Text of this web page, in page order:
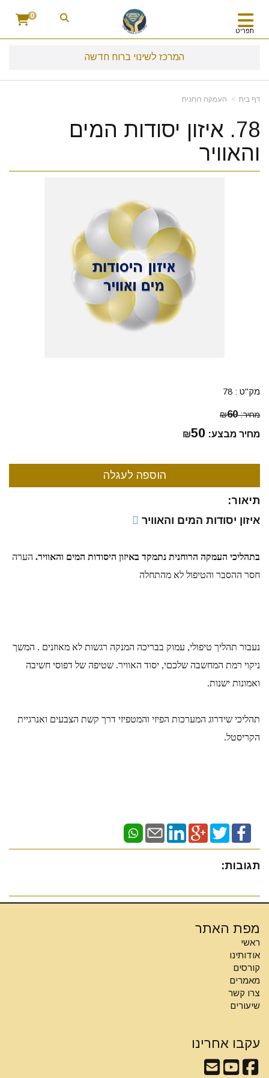
תפריט
0
המרכז לשינוי ברוח חדשה
דף בית העמקה רוחנית
78. איזון יסודות המים
והאוויר
מק"ט : 78
מחיר: ₪60
מחיר מבצע: ₪50
תיאור:
איזון יסודות המים והאוויר
בתהליכי העמקה הרוחנית נתמקד באיזון היסודות המים והאוויר.
חסר ההסבר והטיפול לא מהתחלה
ואמונות ישנות.
הקריסטל.
תגובות:
מפת האתר
ראשי
אודותינו
קורסים
מאמרים
צרו קשר
שיעורים
עקבו אחרינו